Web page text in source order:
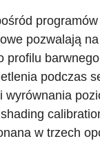
programów
pozwalają
profilu
podczas
wyrównania
w trzech